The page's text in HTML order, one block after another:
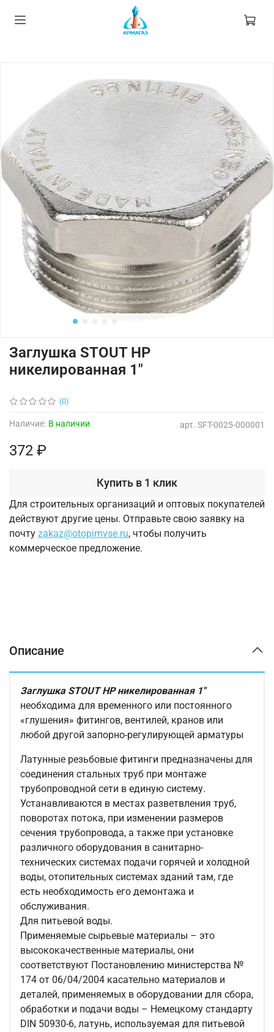
(0)
арт. SFT-0025-000001
Наличие: В наличии
Заглушка STOUT НР
никелированная 1"
372 ₽
Купить в 1 клик
Для строительных организаций и оптовых покупателей
действуют другие цены. Отправьте свою заявку на
почту zakaz@otopimvse.ru, чтобы получить
коммерческое предложение.
Описание
Заглушка STOUT НР никелированная 1"
необходима для временного или постоянного
«глушения» фитингов, вентилей, кранов или
любой другой запорно-регулирующей арматуры
Латунные резьбовые фитинги предназначены для
соединения стальных труб при монтаже
трубопроводной сети в единую систему.
Устанавливаются в местах разветвления труб,
поворотах потока, при изменении размеров
сечения трубопровода, а также при установке
различного оборудования в санитарно-
технических системах подачи горячей и холодной
воды, отопительных системах зданий там, где
есть необходимость его демонтажа и
обслуживания.
Для питьевой воды.
Применяемые сырьевые материалы – это
высококачественные материалы, они
соответствуют Постановлению министерства №
174 от 06/04/2004 касательно материалов и
деталей, применяемых в оборудовании для сбора,
обработки и подачи воды – Немецкому стандарту
DIN 50930-6, латунь, используемая для питьевой